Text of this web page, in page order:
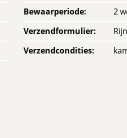
Bewaarperiode:
2
Verzendformulier:
Verzendcondities: